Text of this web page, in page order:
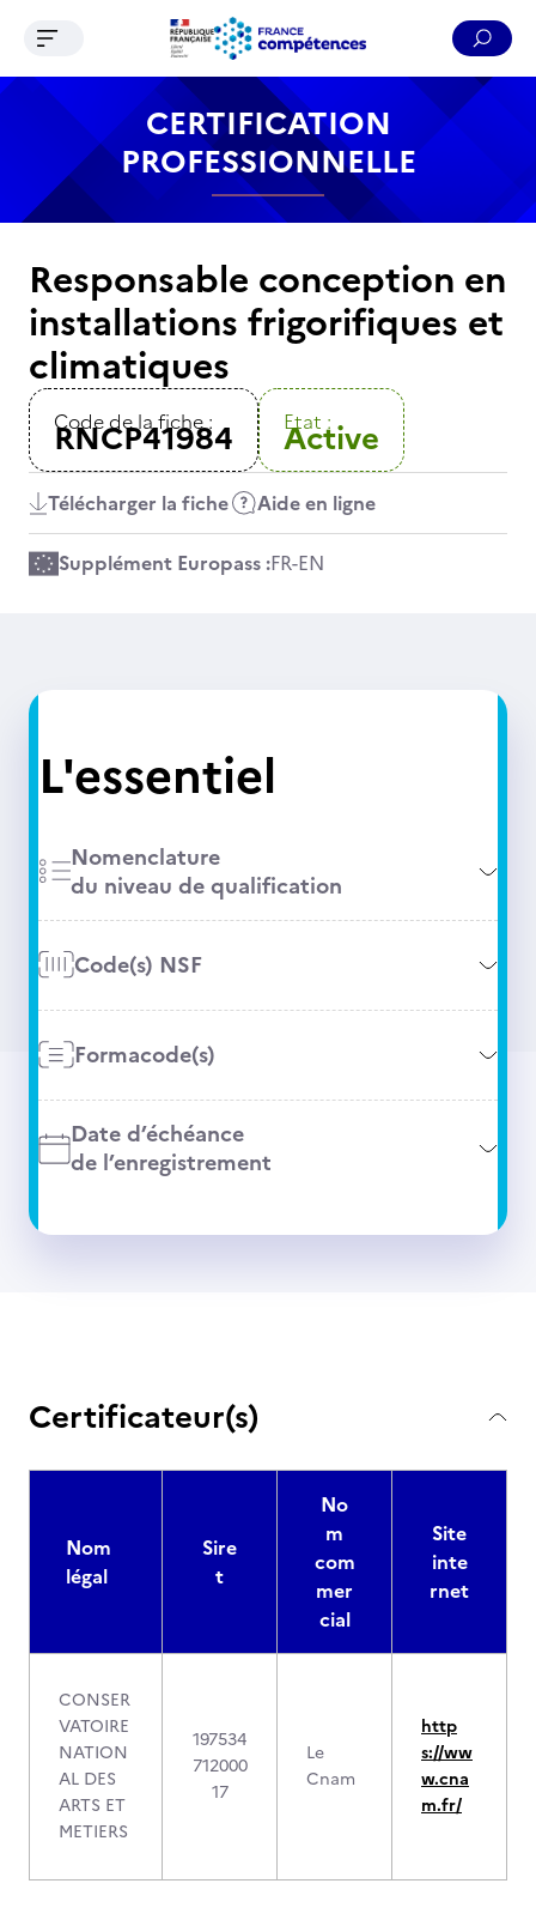
Contenu Recherche Menu Pied de page
Ouvrir le menu de navigation
CERTIFICATION
PROFESSIONNELLE
Responsable conception en
installations frigorifiques et
climatiques
Code de la fiche :
RNCP41984 Etat :
Active
Télécharger la fiche Aide en ligne
Supplément Europass :FR-EN
L'essentiel
Nomenclature
du niveau de qualification
Code(s) NSF
Formacode(s)
Date d’échéance
de l’enregistrement
Certificateur(s)
Nom
légal
Sire
t
No
m
com
mer
cial
Site
inte
rnet
CONSER
VATOIRE
NATION
AL DES
ARTS ET
METIERS
197534
712000
17
Le
Cnam
http
s://ww
w.cna
m.fr/